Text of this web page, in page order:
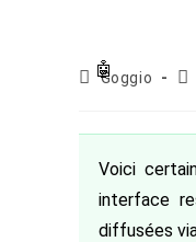
Auteur/autrice
publication :
Goggio
Voici
interface
diffusées